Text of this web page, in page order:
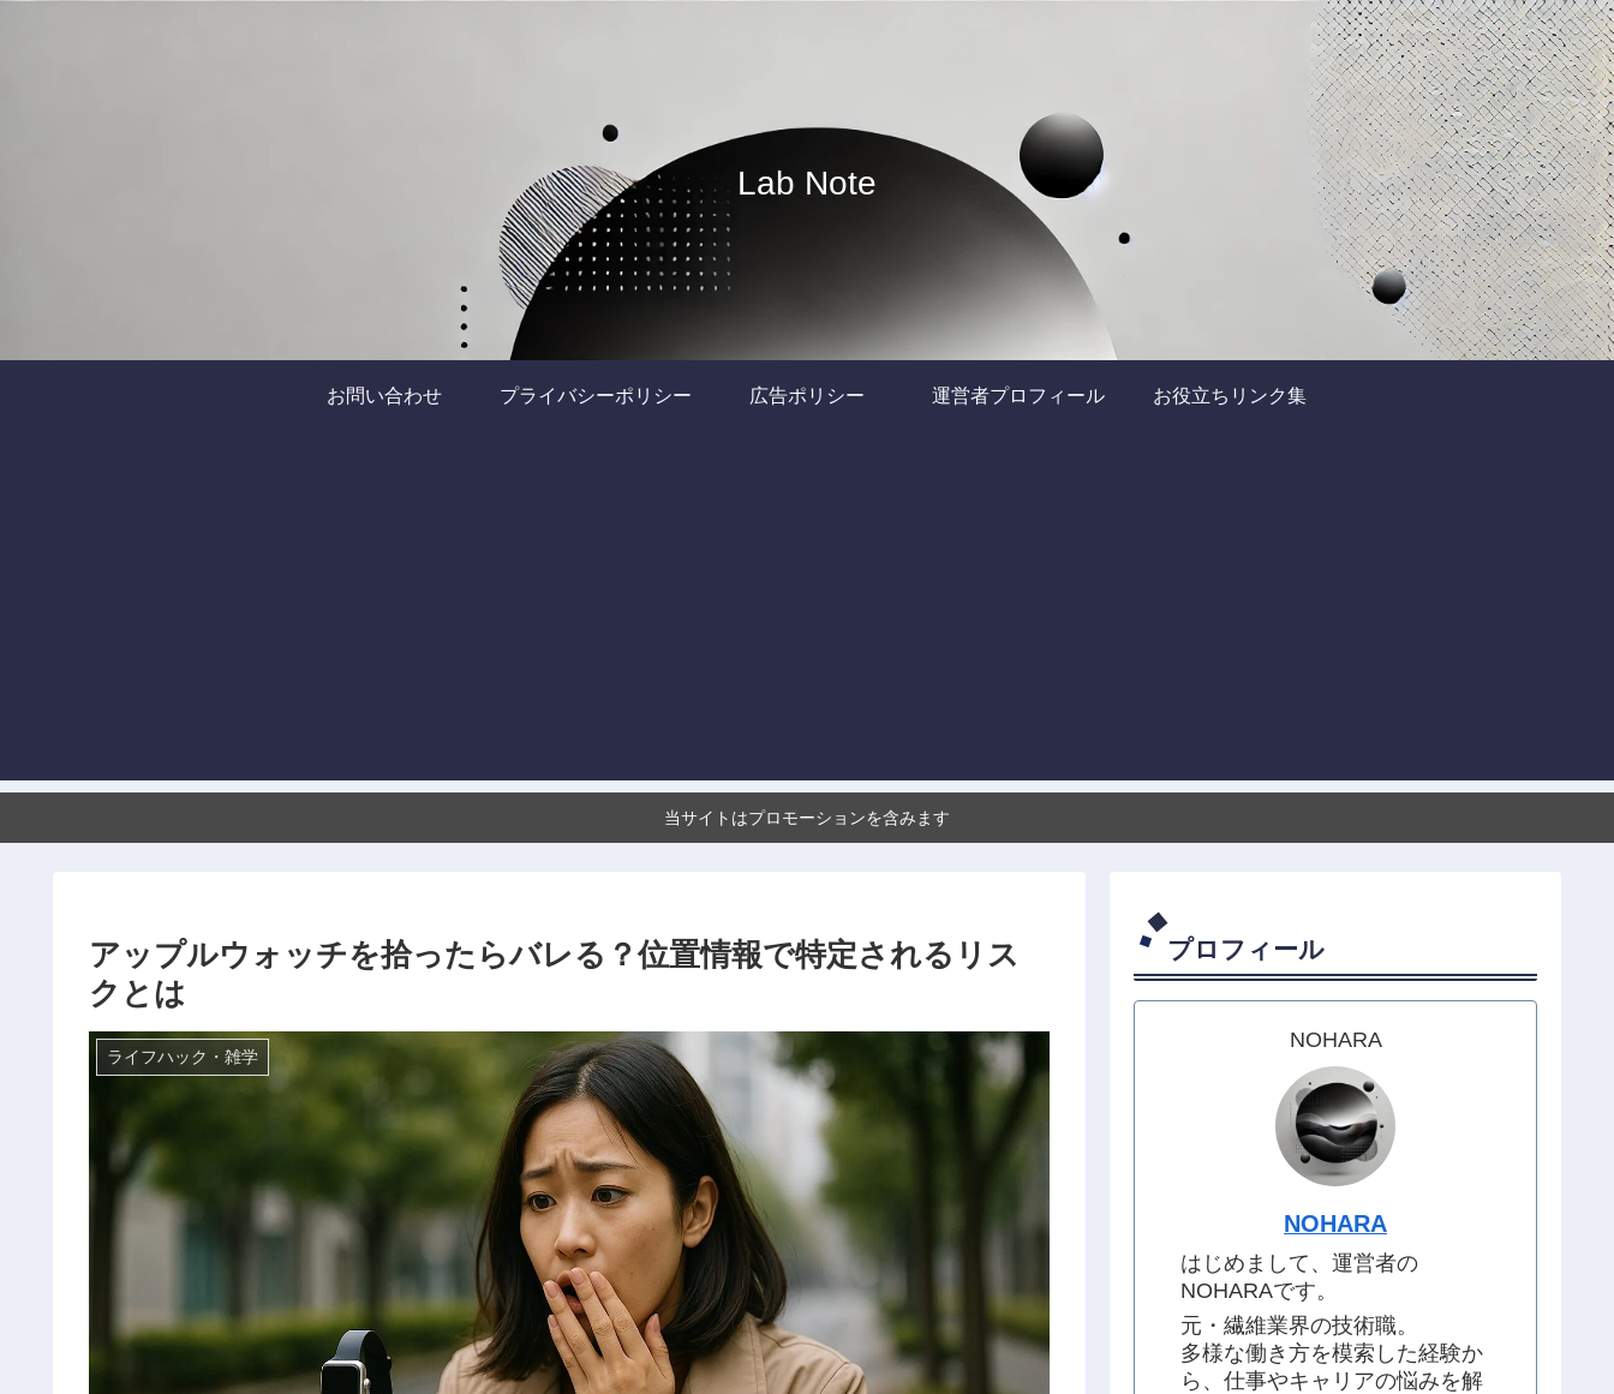
Lab Note
お問い合わせ プライバシーポリシー 広告ポリシー 運営者プロフィール お役立ちリンク集
当サイトはプロモーションを含みます
アップルウォッチを拾ったらバレる？位置情報で特定されるリス
クとは
ライフハック・雑学
プロフィール
NOHARA
NOHARA
はじめまして、運営者の
NOHARAです。
元・繊維業界の技術職。
多様な働き方を模索した経験か
ら、仕事やキャリアの悩みを解